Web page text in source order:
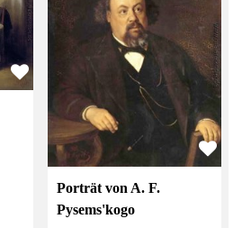
Porträt von A. F.
Pysems'kogo